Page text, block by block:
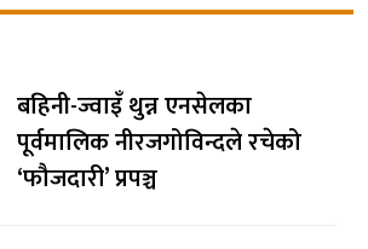
बहिनी-ज्वाइँ थुन्न एनसेलका
पूर्वमालिक नीरजगोविन्दले रचेको
‘फौजदारी’ प्रपञ्च